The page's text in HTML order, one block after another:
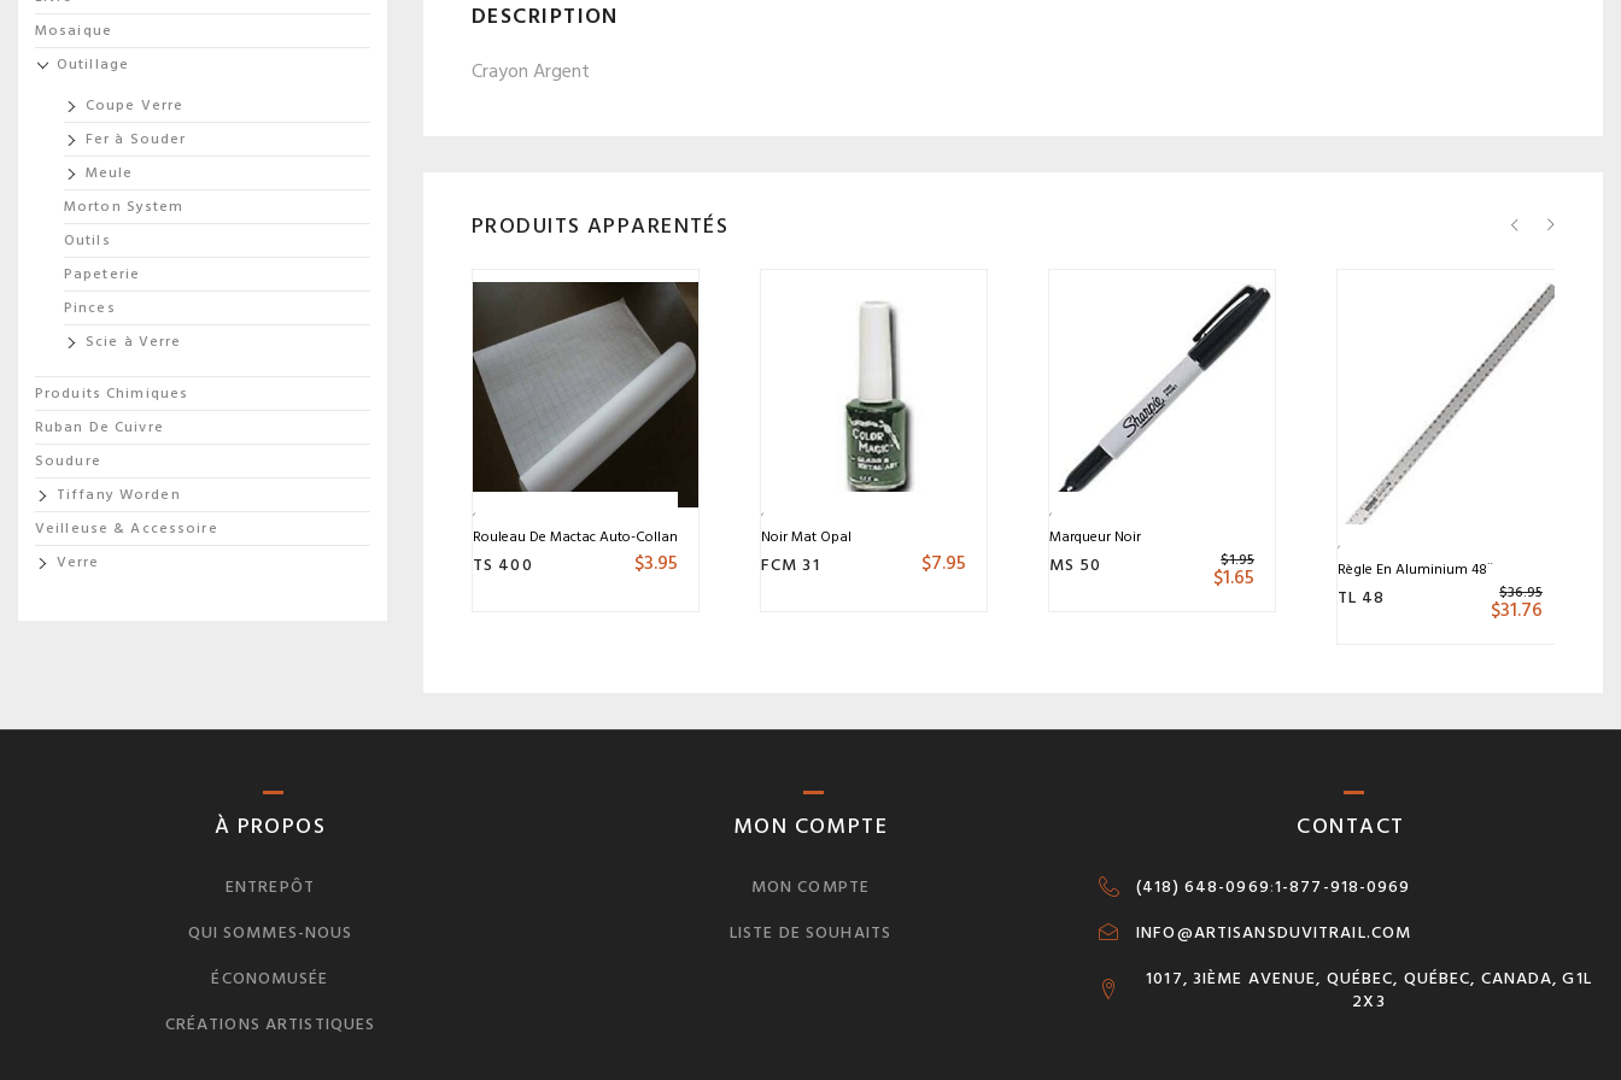
DESCRIPTION
Crayon Argent
PRODUITS APPARENTÉS
Rouleau De Mactac Auto-Collant
TS 400 $3.95
Noir Mat Opal
FCM 31 $7.95
Marqueur Noir
MS 50 $1.95
$1.65 Règle En Aluminium 48¨
TL 48 $36.95
$31.76
Mosaique
Outillage
Coupe Verre
Fer à Souder
Meule
Morton System
Outils
Papeterie
Pinces
Scie à Verre
Produits Chimiques
Ruban De Cuivre
Soudure
Tiffany Worden
Veilleuse & Accessoire
Verre
À PROPOS
ENTREPÔT
QUI SOMMES-NOUS
ÉCONOMUSÉE
CRÉATIONS ARTISTIQUES
MON COMPTE
MON COMPTE
LISTE DE SOUHAITS
CONTACT
(418) 648-0969:1-877-918-0969
INFO@ARTISANSDUVITRAIL.COM
1017, 3IÈME AVENUE, QUÉBEC, QUÉBEC, CANADA, G1L
2X3